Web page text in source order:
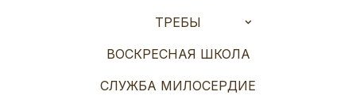
ТРЕБЫ
ВОСКРЕСНАЯ ШКОЛА
СЛУЖБА МИЛОСЕРДИЕ